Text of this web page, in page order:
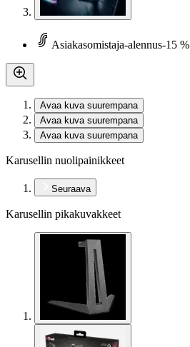
Asiakasomistaja-alennus-15 %
Avaa kuva suurempana
Avaa kuva suurempana
Avaa kuva suurempana
Karusellin nuolipainikkeet
Seuraava
Karusellin pikakuvakkeet